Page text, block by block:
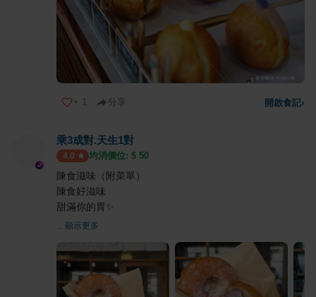
+ 1 分享 開啟食記›
乘3成對.天生1對
4.0 均消價位: $ 50
陳食滋味（附菜單）
陳食好滋味
甜滿你的胃✨
... 顯示更多